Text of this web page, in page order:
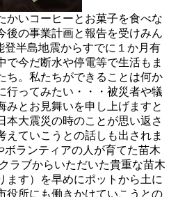
いコーヒーとお菓子を食べな
後の事業計画と報告を受けみん
半島地震からすでに１か月有
で今だ断水や停電等で生活もま
ち。私たちができることは何か
行ってみたい・・・被災者や犠
みとお見舞いを申し上げますと
本大震災の時のことが思い返さ
えていこうとの話しも出されま
ランティアの人が育てた苗木
ラブからいただいた貴重な苗木
ます）を早めにポットから土に
役所にも働きかけていこうとの